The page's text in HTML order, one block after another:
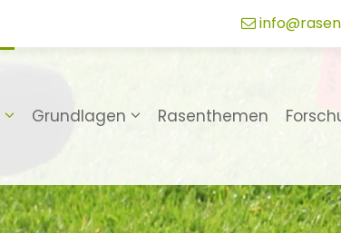
Grundlagen Rasenthemen